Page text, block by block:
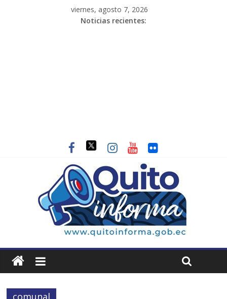
viernes, agosto 7, 2026
Noticias recientes:
comunal